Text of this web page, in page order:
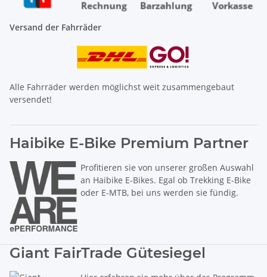
Versand der Fahrräder
Alle Fahrräder werden möglichst weit zusammengebaut
versendet!
Haibike E-Bike Premium Partner
Profitieren sie von unserer großen Auswahl
an Haibike E-Bikes. Egal ob Trekking E-Bike
oder E-MTB, bei uns werden sie fündig.
Giant FairTrade Gütesiegel